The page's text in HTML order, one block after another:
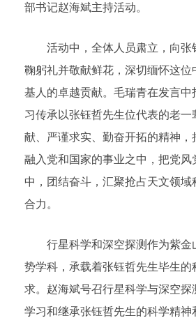
部书记赵海斌主持活动。
活动中，全体人员肃立，向张
鞠躬礼并敬献鲜花，深切缅怀这位
基人的卓越贡献。毛瑞青在发言中
习传承以张钰哲先生位代表的老一
献、严谨求实、勤奋开拓的精神，
融入党和国家的事业之中，把党风
中，团结奋斗，汇聚抢占天文领域
合力。
行星科学和深空探测作为紫金
势学科，承载着张钰哲先生毕生的
求。赵海斌号召行星科学与深空探
学习和继承张钰哲先生的科学精神